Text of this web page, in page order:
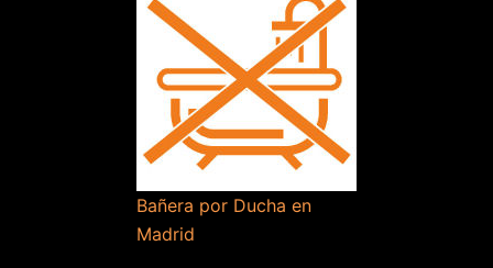
Bañera por Ducha en
Madrid